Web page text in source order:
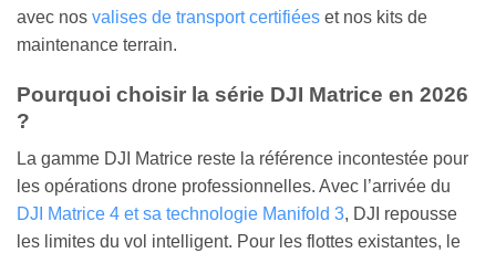
avec nos valises de transport certifiées et nos kits de
maintenance terrain.
Pourquoi choisir la série DJI Matrice en 2026
?
La gamme DJI Matrice reste la référence incontestée pour
les opérations drone professionnelles. Avec l’arrivée du
DJI Matrice 4 et sa technologie Manifold 3, DJI repousse
les limites du vol intelligent. Pour les flottes existantes, le